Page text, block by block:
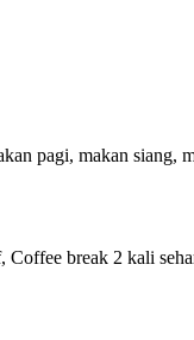
pagi, makan
break 2 kali